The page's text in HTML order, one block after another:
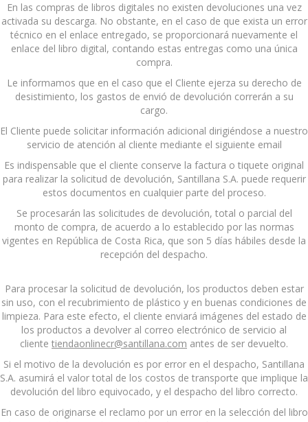
En las compras de libros digitales no existen devoluciones una vez
activada su descarga. No obstante, en el caso de que exista un error
técnico en el enlace entregado, se proporcionará nuevamente el
enlace del libro digital, contando estas entregas como una única
compra.
Le informamos que en el caso que el Cliente ejerza su derecho de
desistimiento, los gastos de envió de devolución correrán a su
cargo.
El Cliente puede solicitar información adicional dirigiéndose a nuestro
servicio de atención al cliente mediante el siguiente email
Es indispensable que el cliente conserve la factura o tiquete original
para realizar la solicitud de devolución, Santillana S.A. puede requerir
estos documentos en cualquier parte del proceso.
Se procesarán las solicitudes de devolución, total o parcial del
monto de compra, de acuerdo a lo establecido por las normas
vigentes en República de Costa Rica, que son 5 días hábiles desde la
recepción del despacho.
Para procesar la solicitud de devolución, los productos deben estar
sin uso, con el recubrimiento de plástico y en buenas condiciones de
limpieza. Para este efecto, el cliente enviará imágenes del estado de
los productos a devolver al correo electrónico de servicio al
cliente tiendaonlinecr@santillana.com antes de ser devuelto.
Si el motivo de la devolución es por error en el despacho, Santillana
S.A. asumirá el valor total de los costos de transporte que implique la
devolución del libro equivocado, y el despacho del libro correcto.
En caso de originarse el reclamo por un error en la selección del libro